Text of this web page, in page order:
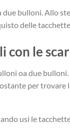
bulloni. Allo
delle
con le
oa due
per trovare
usi le